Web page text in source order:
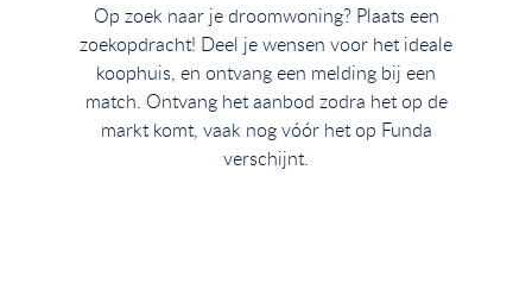
Op zoek naar je droomwoning? Plaats een
zoekopdracht! Deel je wensen voor het ideale
koophuis, en ontvang een melding bij een
match. Ontvang het aanbod zodra het op de
markt komt, vaak nog vóór het op Funda
verschijnt.